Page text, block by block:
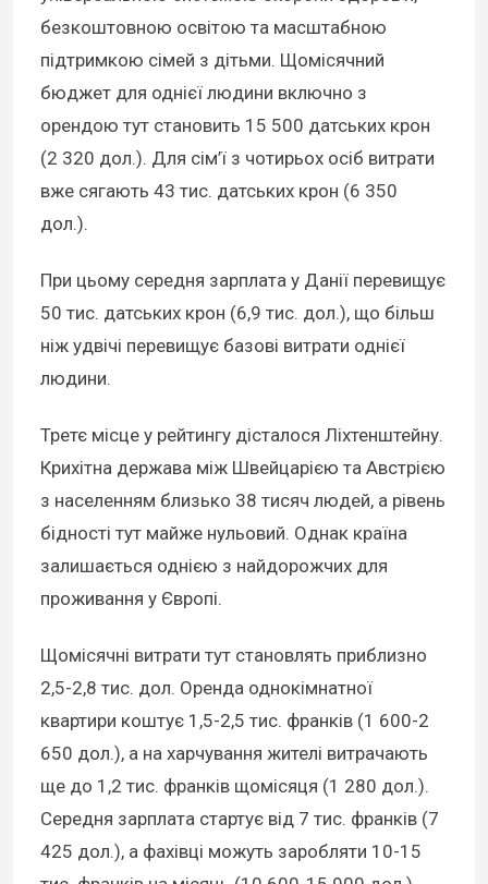
безкоштовною освітою та масштабною
підтримкою сімей з дітьми. Щомісячний
бюджет для однієї людини включно з
орендою тут становить 15 500 датських крон
(2 320 дол.). Для сім’ї з чотирьох осіб витрати
вже сягають 43 тис. датських крон (6 350
дол.).
При цьому середня зарплата у Данії перевищує
50 тис. датських крон (6,9 тис. дол.), що більш
ніж удвічі перевищує базові витрати однієї
людини.
Третє місце у рейтингу дісталося Ліхтенштейну.
Крихітна держава між Швейцарією та Австрією
з населенням близько 38 тисяч людей, а рівень
бідності тут майже нульовий. Однак країна
залишається однією з найдорожчих для
проживання у Європі.
Щомісячні витрати тут становлять приблизно
2,5-2,8 тис. дол. Оренда однокімнатної
квартири коштує 1,5-2,5 тис. франків (1 600-2
650 дол.), а на харчування жителі витрачають
ще до 1,2 тис. франків щомісяця (1 280 дол.).
Середня зарплата стартує від 7 тис. франків (7
425 дол.), а фахівці можуть заробляти 10-15